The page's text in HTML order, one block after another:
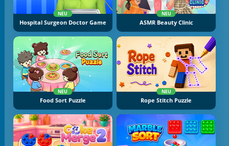
NEU
Hospital Surgeon Doctor Game
NEU
ASMR Beauty Clinic
NEU
Food Sort Puzzle
NEU
Rope Stitch Puzzle